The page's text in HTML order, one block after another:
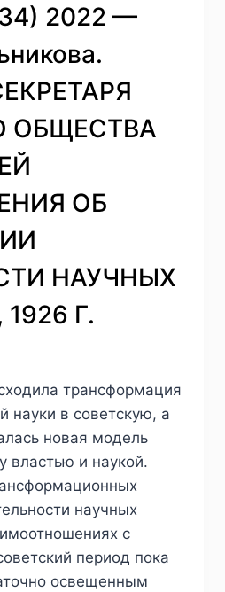
2022 —
ОБЩЕСТВА
ОБ
НАУЧНЫХ
Г.
трансформация
науки в советскую, а
новая модель
властью и наукой.
научных
с
период пока
освещенным